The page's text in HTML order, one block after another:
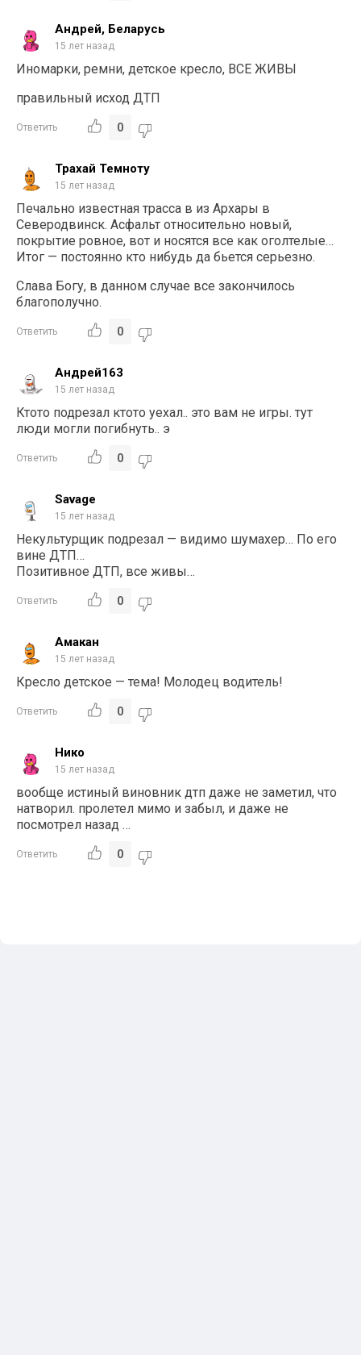
Андрей, Беларусь
15 лет назад
Иномарки, ремни, детское кресло, ВСЕ ЖИВЫ
правильный исход ДТП
Ответить 0
Трахай Темноту
15 лет назад
Печально известная трасса в из Архары в
Северодвинск. Асфальт относительно новый,
покрытие ровное, вот и носятся все как оголтелые…
Итог — постоянно кто нибудь да бьется серьезно.
Слава Богу, в данном случае все закончилось
благополучно.
Ответить 0
Андрей163
15 лет назад
Ктото подрезал ктото уехал.. это вам не игры. тут
люди могли погибнуть.. э
Ответить 0
Savage
15 лет назад
Некультурщик подрезал — видимо шумахер… По его
вине ДТП…
Позитивное ДТП, все живы…
Ответить 0
Амакан
15 лет назад
Кресло детское — тема! Молодец водитель!
Ответить 0
Нико
15 лет назад
вообще истиный виновник дтп даже не заметил, что
натворил. пролетел мимо и забыл, и даже не
посмотрел назад …
Ответить 0